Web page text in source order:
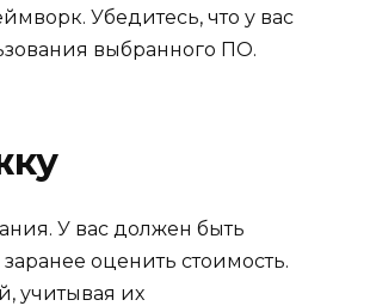
Убедитесь, что у вас
выбранного ПО.
У вас должен быть
оценить стоимость.
учитывая их